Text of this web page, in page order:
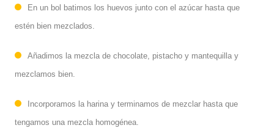
En un bol batimos los huevos junto con el azúcar hasta que
estén bien mezclados.
Añadimos la mezcla de chocolate, pistacho y mantequilla y
mezclamos bien.
Incorporamos la harina y terminamos de mezclar hasta que
tengamos una mezcla homogénea.